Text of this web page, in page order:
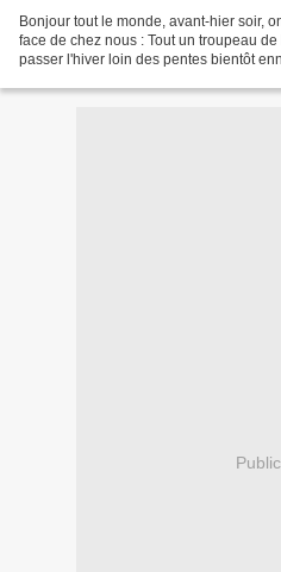
Bonjour tout le monde, avant-hier soir,
face de chez nous : Tout un troupeau
passer l'hiver loin des pentes bientôt